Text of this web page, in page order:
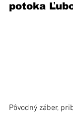
potoka
Pôvodný záber,